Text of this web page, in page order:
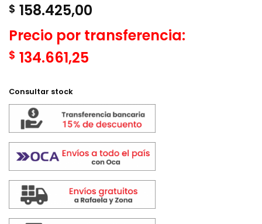
$ 158.425,00
Precio por transferencia:
$ 134.661,25
Consultar stock